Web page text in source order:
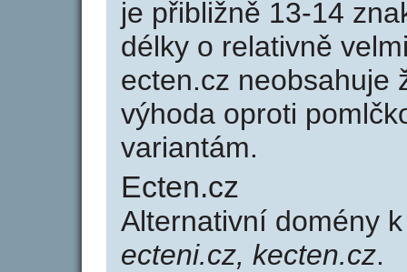
je přibližně 13-14
délky o relativně
ecten.cz neobsahuje
výhoda oproti
variantám.
Ecten.cz
Alternativní domény
ecteni.cz, kecten.cz.